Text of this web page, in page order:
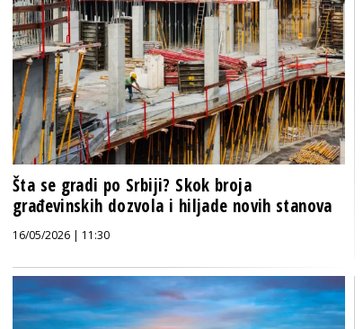
Šta se gradi po Srbiji? Skok broja
građevinskih dozvola i hiljade novih stanova
16/05/2026 | 11:30